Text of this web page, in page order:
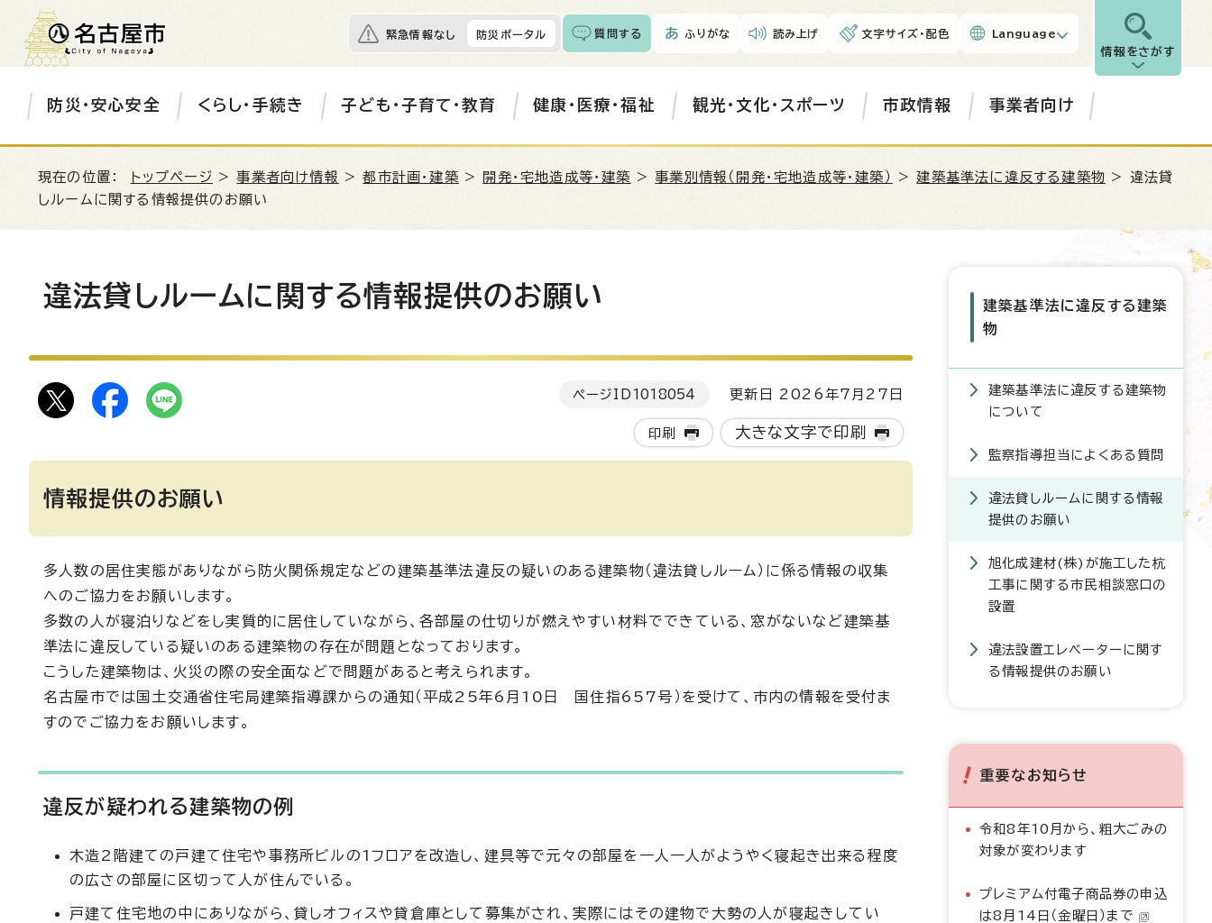
緊急情報なし 防災ポータル 質問する ふりがな 読み上げ 文字サイズ・配色 Language
情報をさがす
防災・安心安全 くらし・手続き 子ども・子育て・教育 健康・医療・福祉 観光・文化・スポーツ 市政情報 事業者向け
現在の位置： トップページ >事業者向け情報 >都市計画・建築 > 開発・宅地造成等・建築 >事業別情報（開発・宅地造成等・建築） >建築基準法に違反する建築物 > 違法貸
しルームに関する情報提供のお願い
違法貸しルームに関する情報提供のお願い
ページID 1018054 更新日 2026年7月27日
印刷 大きな文字で印刷
情報提供のお願い
多人数の居住実態がありながら防火関係規定などの建築基準法違反の疑いのある建築物（違法貸しルーム）に係る情報の収集
へのご協力をお願いします。
多数の人が寝泊りなどをし実質的に居住していながら、各部屋の仕切りが燃えやすい材料でできている、窓がないなど建築基
準法に違反している疑いのある建築物の存在が問題となっております。
こうした建築物は、火災の際の安全面などで問題があると考えられます。
名古屋市では国土交通省住宅局建築指導課からの通知（平成25年6月10日 国住指657号）を受けて、市内の情報を受付ま
すのでご協力をお願いします。
違反が疑われる建築物の例
木造2階建ての戸建て住宅や事務所ビルの1フロアを改造し、建具等で元々の部屋を一人一人がようやく寝起き出来る程度
の広さの部屋に区切って人が住んでいる。
戸建て住宅地の中にありながら、貸しオフィスや貸倉庫として募集がされ、実際にはその建物で大勢の人が寝起きしてい
建築基準法に違反する建築
物
建築基準法に違反する建築物
について
監察指導担当によくある質問
違法貸しルームに関する情報
提供のお願い
旭化成建材(株)が施工した杭
工事に関する市民相談窓口の
設置
違法設置エレベーターに関す
る情報提供のお願い
重要なお知らせ
令和8年10月から、粗大ごみの
対象が変わります
プレミアム付電子商品券の申込
は8月14日（金曜日）まで